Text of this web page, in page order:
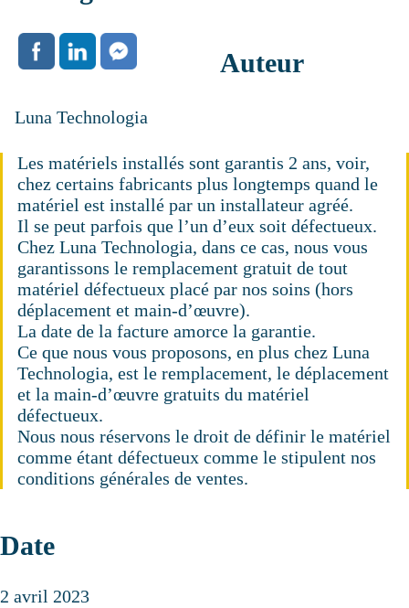
Auteur
Luna Technologia
Les matériels installés sont garantis 2 ans, voir,
chez certains fabricants plus longtemps quand le
matériel est installé par un installateur agréé.
Il se peut parfois que l’un d’eux soit défectueux.
Chez Luna Technologia, dans ce cas, nous vous
garantissons le remplacement gratuit de tout
matériel défectueux placé par nos soins (hors
déplacement et main-d’œuvre).
La date de la facture amorce la garantie.
Ce que nous vous proposons, en plus chez Luna
Technologia, est le remplacement, le déplacement
et la main-d’œuvre gratuits du matériel
défectueux.
Nous nous réservons le droit de définir le matériel
comme étant défectueux comme le stipulent nos
conditions générales de ventes.
Date
2 avril 2023